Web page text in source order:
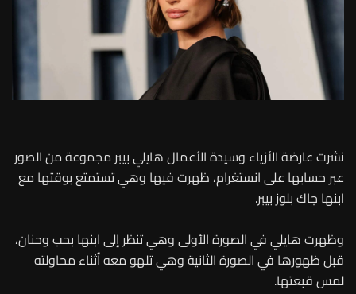
نشرت عارضة الأزياء وسيدة الأعمال هايلي بيبر مجموعة من الصور
عبر حسابها على انستغرام، ظهرت فيها وهي تستمتع بوقتها مع
ابنها جاك بلوز بيبر.
وظهرت هايلي في الصورة الأولى وهي تنظر إلى ابنها بحب وحنان،
قبل ظهورها في الصورة الثانية وهي تلهو معه أثناء محاولته
لمس قبعتها.